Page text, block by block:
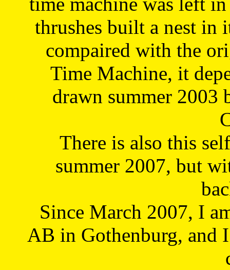
thrushes built a nest in
compaired with the
Time Machine, it
drawn summer 2003
There is also this
summer 2007, but
Since March 2007, I
AB in Gothenburg, and